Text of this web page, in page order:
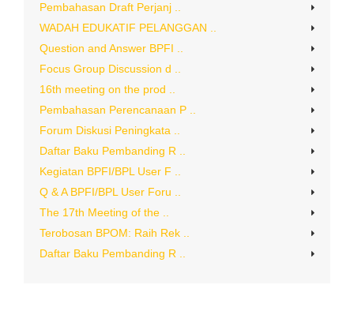
Pembahasan Draft Perjanj ..
WADAH EDUKATIF PELANGGAN ..
Question and Answer BPFI ..
Focus Group Discussion d ..
16th meeting on the prod ..
Pembahasan Perencanaan P ..
Forum Diskusi Peningkata ..
Daftar Baku Pembanding R ..
Kegiatan BPFI/BPL User F ..
Q & A BPFI/BPL User Foru ..
The 17th Meeting of the ..
Terobosan BPOM: Raih Rek ..
Daftar Baku Pembanding R ..